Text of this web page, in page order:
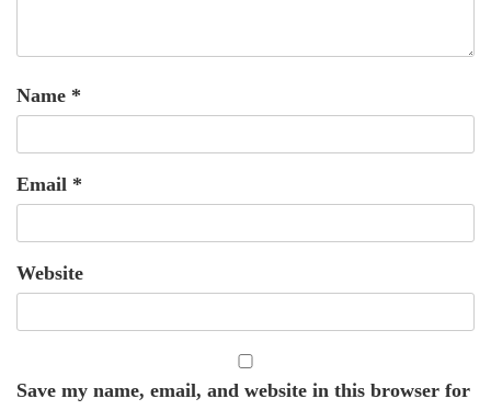
Name *
Email *
Website
Save my name, email, and website in this browser for